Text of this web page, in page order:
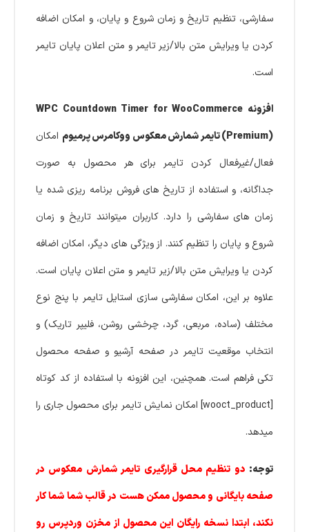
سفارشی، تنظیم تاریخ و زمان شروع و پایان، و امکان اضافه
کردن یا ویرایش متن بالا/زیر تایمر و متن اعلان پایان تایمر
است.
افزونه WPC Countdown Timer for WooCommerce
(Premium) تایمر شمارش معکوس ووکامرس پرمیوم
امکان
فعال/غیرفعال کردن تایمر برای هر محصول به صورت
جداگانه، و استفاده از تاریخ های فروش برنامه ریزی شده یا
زمان های سفارشی را دارد. کاربران میتوانند تاریخ و زمان
شروع و پایان را تنظیم کنند. از ویژگی های دیگر، امکان اضافه
کردن یا ویرایش متن بالا/زیر تایمر و متن اعلان پایان است.
علاوه بر این، امکان سفارشی سازی استایل تایمر با پنج نوع
مختلف (ساده، مربعی، گرد، چرخشی روشن، فلیپر تاریک) و
انتخاب موقعیت تایمر در صفحه آرشیو و صفحه محصول
تکی فراهم است. همچنین، این افزونه با استفاده از کد کوتاه
[wooct_product] امکان نمایش تایمر برای محصول جاری را
میدهد.
توجه: دو تنظیم محل قرارگیری تایمر شمارش معکوس در
صفحه بایگانی و محصول ممکن هست در قالب شما شما کار
نکند، ابتدا نسخه رایگان این محصول از مخزن وردپرس رو